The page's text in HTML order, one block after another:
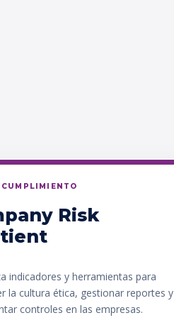
Risk
indicadores y herramientas para
la cultura ética, gestionar reportes y
controles en las empresas.